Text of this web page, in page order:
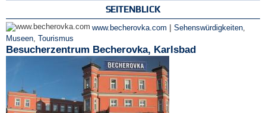
SEITENBLICK
www.becherovka.com | Sehenswürdigkeiten
Museen Tourismus
Besucherzentrum Becherovka, Karlsbad